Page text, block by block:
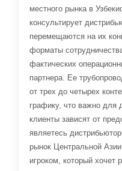
местного рынка в
консультирует
перемещаются на их
форматы
фактических
партнера. Ее
от трех до четырех
графику, что важно для
клиенты зависят от
являетесь
рынок Центральной
игроком, который хочет